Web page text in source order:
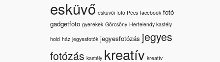
esküvő esküvői fotó Pécs facebook fotó
gadgetfoto gyerekek Görcsöny Hertelendy kastély
hold ház jegyesfotók jegyesfotózás jegyes
fotózás kastély kreatív kreatív